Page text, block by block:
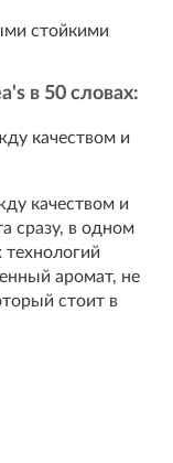
стойкими
в 50 словах:
качеством и
качеством и
сразу, в одном
аромат, не
стоит в